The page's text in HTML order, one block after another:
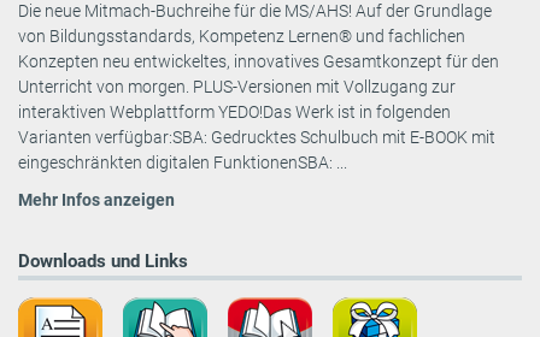
Die neue Mitmach-Buchreihe für die MS/AHS! Auf der Grundlage
von Bildungsstandards, Kompetenz Lernen® und fachlichen
Konzepten neu entwickeltes, innovatives Gesamtkonzept für den
Unterricht von morgen. PLUS-Versionen mit Vollzugang zur
interaktiven Webplattform YEDO!Das Werk ist in folgenden
Varianten verfügbar:SBA: Gedrucktes Schulbuch mit E-BOOK mit
eingeschränkten digitalen FunktionenSBA: ...
Mehr Infos anzeigen
Downloads und Links